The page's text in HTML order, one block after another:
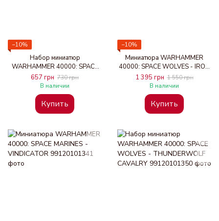
−10%
Набор миниатюр
WARHAMMER 40000: SPACE
WOLVES - PRIMARIS
UPGRADES
657 грн 730 грн
В наличии
Купить
−10%
Миниатюра WARHAMMER
40000: SPACE WOLVES - IRON
PRIEST
1 395 грн 1 550 грн
В наличии
Купить